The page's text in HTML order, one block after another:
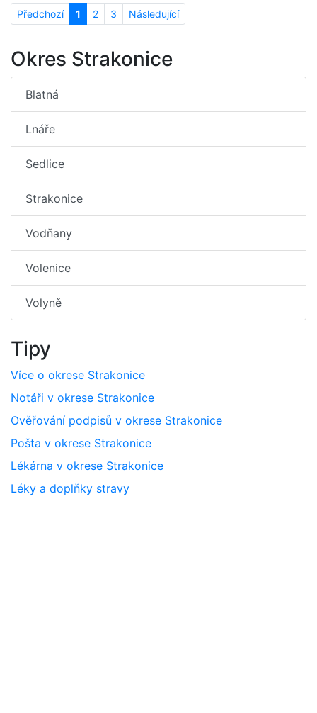
Předchozí 1 2 3 Následující
Okres Strakonice
Blatná
Lnáře
Sedlice
Strakonice
Vodňany
Volenice
Volyně
Tipy
Více o okrese Strakonice
Notáři v okrese Strakonice
Ověřování podpisů v okrese Strakonice
Pošta v okrese Strakonice
Lékárna v okrese Strakonice
Léky a doplňky stravy